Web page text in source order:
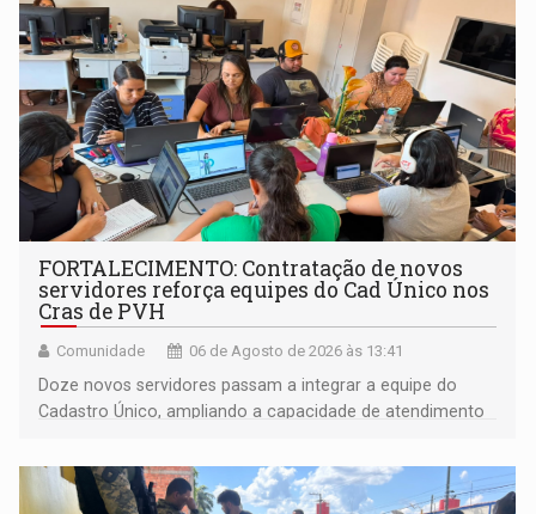
FORTALECIMENTO: Contratação de novos
servidores reforça equipes do Cad Único nos
Cras de PVH
Comunidade 06 de Agosto de 2026 às 13:41
Doze novos servidores passam a integrar a equipe do
Cadastro Único, ampliando a capacidade de atendimento